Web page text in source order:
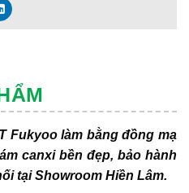
Fukyoo làm bằng đồng mạ
canxi bền đẹp, bảo hành
tại Showroom Hiền Lâm.